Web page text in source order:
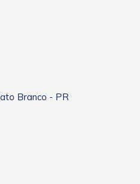
Branco - PR